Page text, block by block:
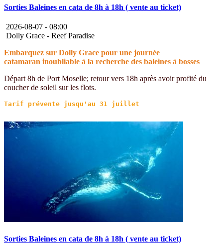
Sorties Baleines en cata de 8h à 18h ( vente au ticket)
2026-08-07 - 08:00
Dolly Grace - Reef Paradise
Embarquez sur Dolly Grace pour une journée
catamaran inoubliable à la recherche des baleines à bosses
Départ 8h de Port Moselle; retour vers 18h après avoir profité du
coucher de soleil sur les flots.
Sorties Baleines en cata de 8h à 18h ( vente au ticket)